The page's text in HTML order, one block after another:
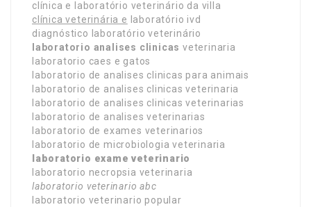
clínica e laboratório veterinário da villa
clínica veterinária e
laboratório ivd
diagnóstico laboratório veterinário
laboratorio analises clinicas veterinaria
laboratorio caes e gatos
laboratorio de analises clinicas para animais
laboratorio de analises clinicas veterinaria
laboratorio de analises clinicas veterinarias
laboratorio de analises veterinarias
laboratorio de exames veterinarios
laboratorio de microbiologia veterinaria
laboratorio exame veterinario
laboratorio necropsia veterinaria
laboratorio veterinario abc
laboratorio veterinario popular